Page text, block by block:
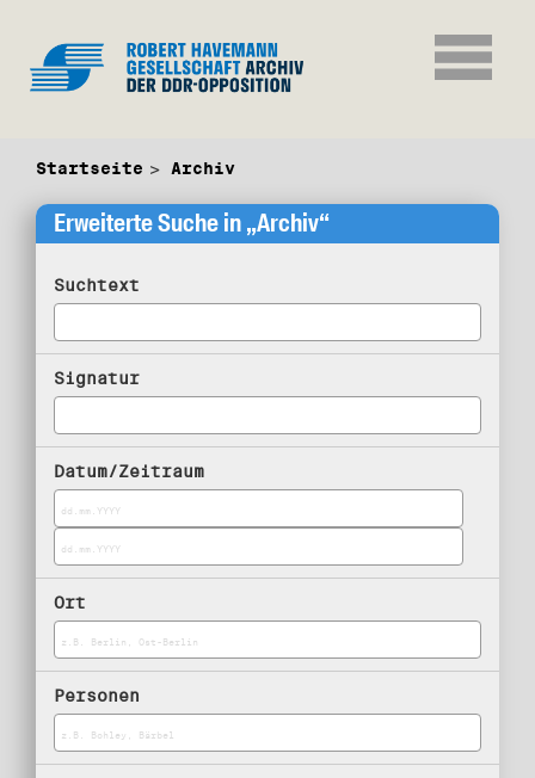
Startseite Archiv
Erweiterte Suche in „Archiv“
Suchtext
Signatur
Datum/Zeitraum
Ort
Personen